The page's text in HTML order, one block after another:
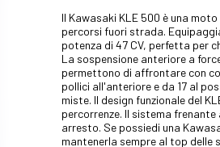
Il Kawasaki KLE 500 è una
percorsi fuori strada.
potenza di 47 CV, perfetta per
La sospensione anteriore a
permettono di affrontare con
pollici all'anteriore e da 17 al
miste. Il design funzionale del
percorrenze. Il sistema
arresto. Se possiedi una
mantenerla sempre al top delle